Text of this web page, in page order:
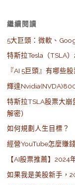
繼續閱讀
5大巨頭：微軟、
特斯拉Tesla（TSLA
『AI 5巨頭』有哪些
輝達
特斯拉TSLA股票大
解密）
如何規劃人生目標？
經營YouTube怎麼賺
【AI股票推薦】2024
如果我是美股新手，